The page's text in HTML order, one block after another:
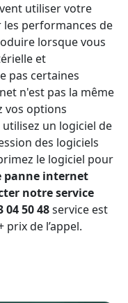
utiliser votre
performances de
lorsque vous
et
pas certaines
n'est pas la même
vos options
un logiciel de
des logiciels
le logiciel pour
panne internet
notre service
50 48service est
de l’appel.